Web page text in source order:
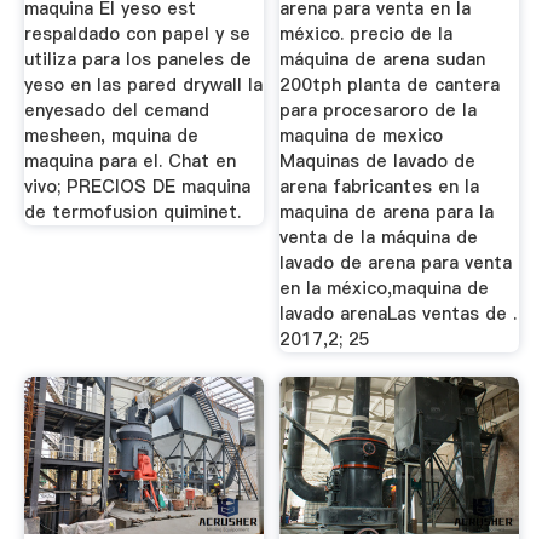
maquina El yeso est
respaldado con papel y se
utiliza para los paneles de
yeso en las pared drywall la
enyesado del cemand
mesheen, mquina de
maquina para el. Chat en
vivo; PRECIOS DE maquina
de termofusion quiminet.
arena para venta en la
méxico. precio de la
máquina de arena sudan
200tph planta de cantera
para procesaroro de la
maquina de mexico
Maquinas de lavado de
arena fabricantes en la
maquina de arena para la
venta de la máquina de
lavado de arena para venta
en la méxico,maquina de
lavado arenaLas ventas de .
2017,2; 25